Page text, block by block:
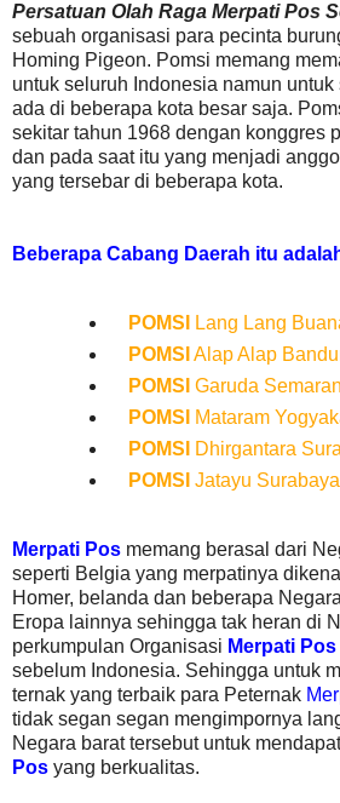
Persatuan Olah Raga Merpati Pos
sebuah organisasi para pecinta
Homing Pigeon. Pomsi memang
untuk seluruh Indonesia namun
ada di beberapa kota besar saja.
sekitar tahun 1968 dengan konggres
dan pada saat itu yang menjadi
yang tersebar di beberapa kota.
Beberapa Cabang Daerah itu
POMSI
Lang Lang
POMSI Alap Alap
POMSI Garuda
POMSI
Mataram
POMSI
Dhirgantara
POMSI Jatayu
Merpati Pos memang berasal dari
seperti Belgia yang merpatinya
Homer, belanda dan beberapa
Eropa lainnya sehingga tak heran di
perkumpulan Organisasi Merpati Pos
sebelum Indonesia. Sehingga untuk
ternak yang terbaik para Peternak
tidak segan segan mengimpornya
Negara barat tersebut untuk
Pos yang berkualitas.